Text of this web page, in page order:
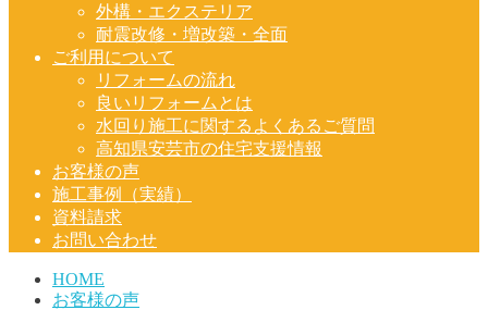
外構・エクステリア
耐震改修・増改築・全面
ご利用について
リフォームの流れ
良いリフォームとは
水回り施工に関するよくあるご質問
高知県安芸市の住宅支援情報
お客様の声
施工事例（実績）
資料請求
お問い合わせ
HOME
お客様の声